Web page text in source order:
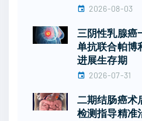
2026-08-03
三阴性乳腺癌
单抗联合帕博
进展生存期
2026-07-31
二期结肠癌术
检测指导精准